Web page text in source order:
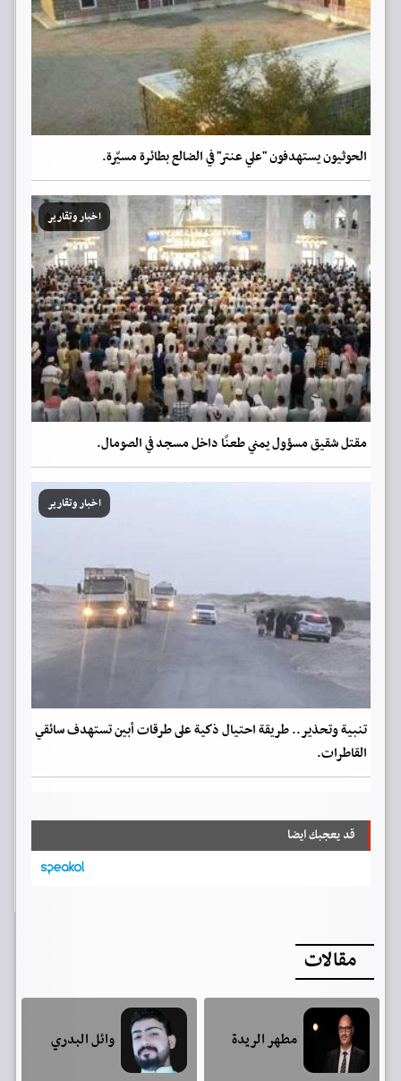
الحوثيون يستهدفون "علي عنتر" في الضالع بطائرة مسيّرة.
اخبار وتقارير
مقتل شقيق مسؤول يمني طعنًا داخل مسجد في الصومال.
اخبار وتقارير
تنبية وتحذير.. طريقة احتيال ذكية على طرقات أبين تستهدف سائقي
القاطرات.
قد يعجبك ايضا
مقالات
مطهر الريدة وائل البدري